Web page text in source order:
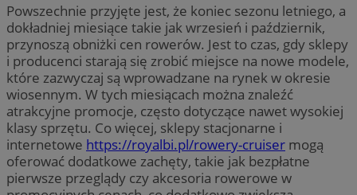
Powszechnie przyjęte jest, że koniec sezonu letniego, a
dokładniej miesiące takie jak wrzesień i październik,
przynoszą obniżki cen rowerów. Jest to czas, gdy sklepy
i producenci starają się zrobić miejsce na nowe modele,
które zazwyczaj są wprowadzane na rynek w okresie
wiosennym. W tych miesiącach można znaleźć
atrakcyjne promocje, często dotyczące nawet wysokiej
klasy sprzętu. Co więcej, sklepy stacjonarne i
internetowe https://royalbi.pl/rowery-cruiser mogą
oferować dodatkowe zachęty, takie jak bezpłatne
pierwsze przeglądy czy akcesoria rowerowe w